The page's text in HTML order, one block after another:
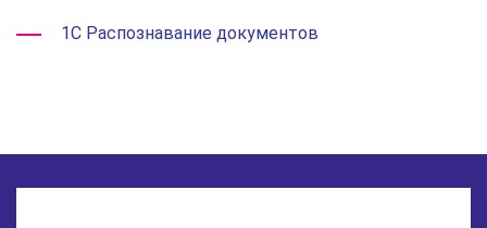
1С Распознавание документов